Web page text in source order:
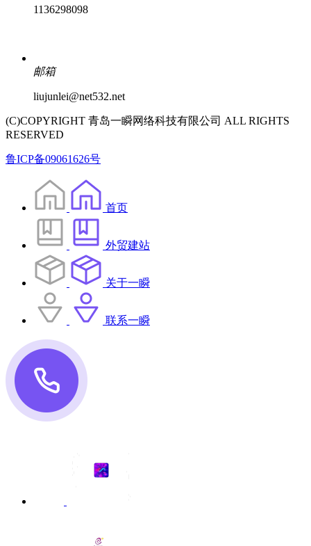
1136298098
邮箱
liujunlei@net532.net
(C)COPYRIGHT 青岛一瞬网络科技有限公司 ALL RIGHTS
RESERVED
鲁ICP备09061626号
首页
外贸建站
关于一瞬
联系一瞬